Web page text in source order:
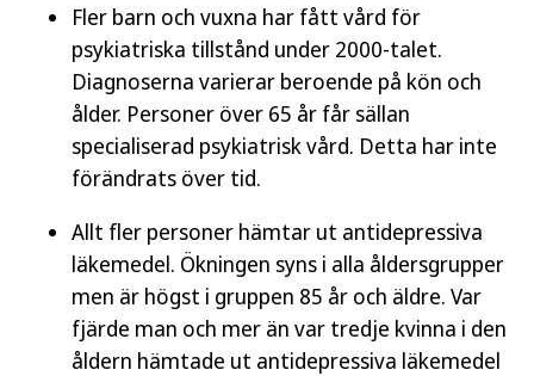
Fler barn och vuxna har fått vård för
psykiatriska tillstånd under 2000-talet.
Diagnoserna varierar beroende på kön och
ålder. Personer över 65 år får sällan
specialiserad psykiatrisk vård. Detta har inte
förändrats över tid.
Allt fler personer hämtar ut antidepressiva
läkemedel. Ökningen syns i alla åldersgrupper
men är högst i gruppen 85 år och äldre. Var
fjärde man och mer än var tredje kvinna i den
åldern hämtade ut antidepressiva läkemedel